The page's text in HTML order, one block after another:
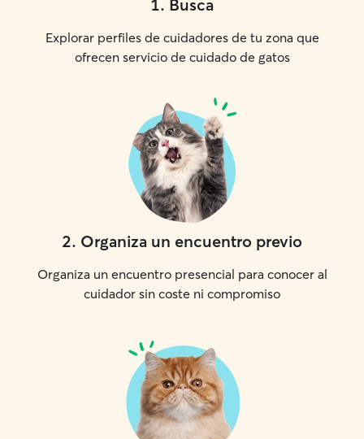
1. Busca
Explorar perfiles de cuidadores de tu zona que
ofrecen servicio de cuidado de gatos
2. Organiza un encuentro previo
Organiza un encuentro presencial para conocer al
cuidador sin coste ni compromiso